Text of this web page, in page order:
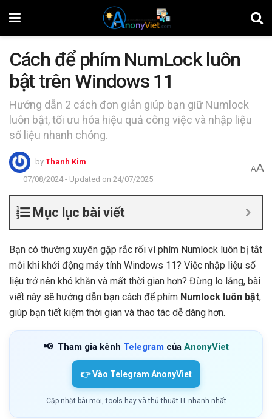
Cách để phím NumLock luôn
bật trên Windows 11
Hướng dẫn 2 cách đơn giản giúp bạn giữ Numlock
luôn bật, tối ưu hóa hiệu quả công việc và nhập liệu
số liệu nhanh chóng.
by Thanh Kim
07/08/2024 - Updated on 24/07/2025
AA
Mục lục bài viết
Bạn có thường xuyên gặp rắc rối vì phím Numlock luôn bị tắt
mỗi khi khởi động máy tính Windows 11? Việc nhập liệu số
liệu trở nên khó khăn và mất thời gian hơn? Đừng lo lắng, bài
viết này sẽ hướng dẫn bạn cách để phím Numlock luôn bật,
giúp bạn tiết kiệm thời gian và thao tác dễ dàng hơn.
📢 Tham gia kênh Telegram của AnonyViet
👉 Vào Telegram AnonyViet
Cập nhật bài mới, tools hay và thủ thuật IT nhanh nhất